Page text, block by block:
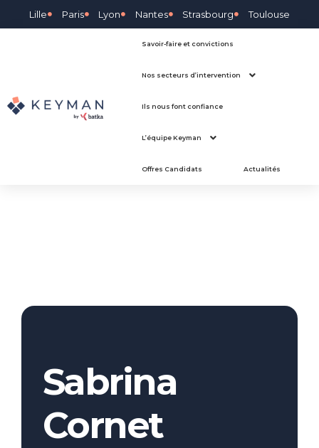
Lille Paris Lyon Nantes Strasbourg Toulouse
Savoir-faire et convictions
Nos secteurs d’intervention
Ils nous font confiance
L’équipe Keyman
Offres Candidats Actualités
Sabrina
Cornet